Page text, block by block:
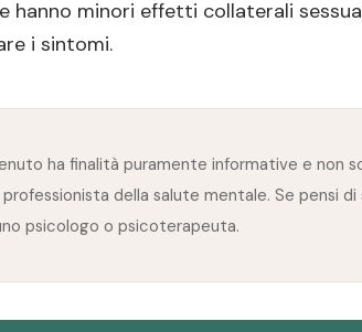
hanno minori effetti collaterali
i sintomi.
ha finalità puramente informative e non
della salute mentale. Se pensi
psicologo o psicoterapeuta.